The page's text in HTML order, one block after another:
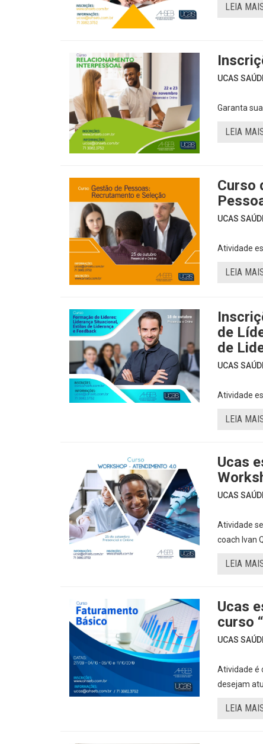
LEIA
UCAS
Garanta
LEIA
Curso
UCAS
Atividade
LEIA
de
de
UCAS
Atividade
LEIA
Ucas
UCAS
Atividade
coach Ivan
LEIA
Ucas
curso
UCAS
Atividade é
desejam
LEIA